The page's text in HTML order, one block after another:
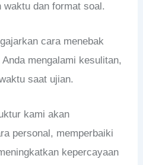
waktu dan format soal.
cara menebak
mengalami kesulitan,
saat ujian.
kami akan
personal, memperbaiki
kepercayaan